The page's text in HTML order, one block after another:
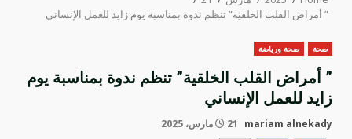
” أمراض القلب الخلقية” تنظم ندوة بمناسبة يوم زايد للعمل الإنساني
صحة صحة ورياضة
” أمراض القلب الخلقية” تنظم ندوة بمناسبة يوم
زايد للعمل الإنساني
mariam alnekady 21 مارس، 2025